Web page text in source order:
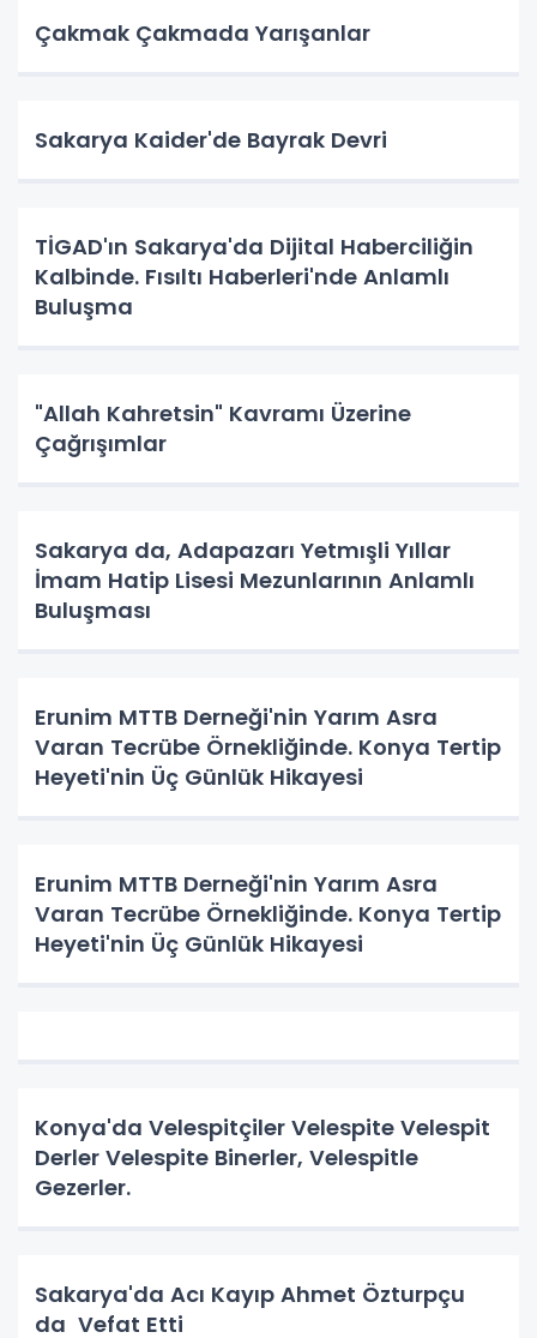
Çakmak Çakmada Yarışanlar
Sakarya Kaider'de Bayrak Devri
TİGAD'ın Sakarya'da Dijital Haberciliğin
Kalbinde. Fısıltı Haberleri'nde Anlamlı
Buluşma
"Allah Kahretsin" Kavramı Üzerine
Çağrışımlar
Sakarya da, Adapazarı Yetmışli Yıllar
İmam Hatip Lisesi Mezunlarının Anlamlı
Buluşması
Erunim MTTB Derneği'nin Yarım Asra
Varan Tecrübe Örnekliğinde. Konya Tertip
Heyeti'nin Üç Günlük Hikayesi
Erunim MTTB Derneği'nin Yarım Asra
Varan Tecrübe Örnekliğinde. Konya Tertip
Heyeti'nin Üç Günlük Hikayesi
Konya'da Velespitçiler Velespite Velespit
Derler Velespite Binerler, Velespitle
Gezerler.
Sakarya'da Acı Kayıp Ahmet Özturpçu
da Vefat Etti